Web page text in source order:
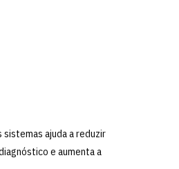
ajuda a reduzir
e aumenta a